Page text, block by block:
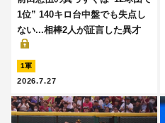
1位” 140キロ台中盤でも失点し
ない...相棒2人が証言した異才
1軍
2026.7.27